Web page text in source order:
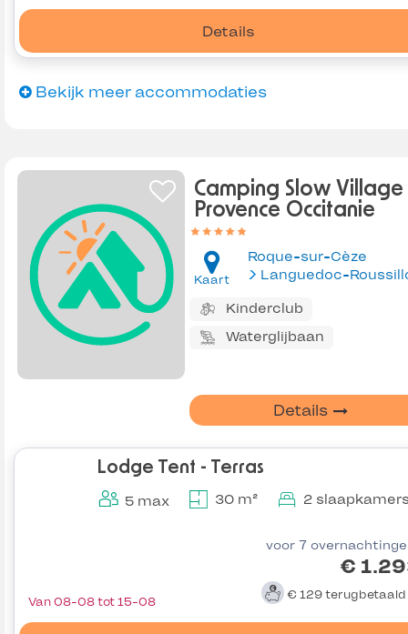
Details
Bekijk meer accommodaties
Camping Slow Village
Provence Occitanie
Kaart
Roque-sur-Cèze
Languedoc-
Kinderclub
Waterglijbaan
Details
Lodge Tent - Terras
5 max 30 m² 2
voor 7
€
€ 129 terugbetaald
Van 08-08 tot 15-08